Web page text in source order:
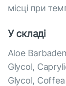
місці при
У складі
Aloe
Glycol,
Glycol,